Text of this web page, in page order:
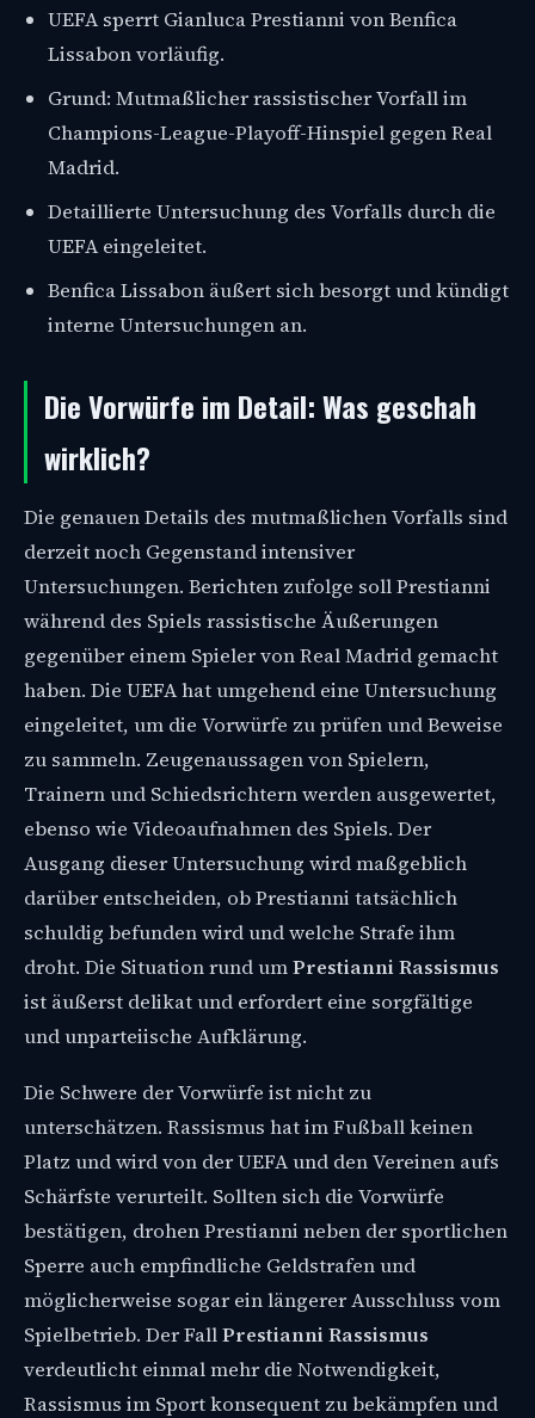
UEFA sperrt Gianluca Prestianni von Benfica
Lissabon vorläufig.
Grund: Mutmaßlicher rassistischer Vorfall im
Champions-League-Playoff-Hinspiel gegen Real
Madrid.
Detaillierte Untersuchung des Vorfalls durch die
UEFA eingeleitet.
Benfica Lissabon äußert sich besorgt und kündigt
interne Untersuchungen an.
Die Vorwürfe im Detail: Was geschah
wirklich?
Die genauen Details des mutmaßlichen Vorfalls sind
derzeit noch Gegenstand intensiver
Untersuchungen. Berichten zufolge soll Prestianni
während des Spiels rassistische Äußerungen
gegenüber einem Spieler von Real Madrid gemacht
haben. Die UEFA hat umgehend eine Untersuchung
eingeleitet, um die Vorwürfe zu prüfen und Beweise
zu sammeln. Zeugenaussagen von Spielern,
Trainern und Schiedsrichtern werden ausgewertet,
ebenso wie Videoaufnahmen des Spiels. Der
Ausgang dieser Untersuchung wird maßgeblich
darüber entscheiden, ob Prestianni tatsächlich
schuldig befunden wird und welche Strafe ihm
droht. Die Situation rund umPrestianni Rassismus
ist äußerst delikat und erfordert eine sorgfältige
und unparteiische Aufklärung.
Die Schwere der Vorwürfe ist nicht zu
unterschätzen. Rassismus hat im Fußball keinen
Platz und wird von der UEFA und den Vereinen aufs
Schärfste verurteilt. Sollten sich die Vorwürfe
bestätigen, drohen Prestianni neben der sportlichen
Sperre auch empfindliche Geldstrafen und
möglicherweise sogar ein längerer Ausschluss vom
Spielbetrieb. Der FallPrestianni Rassismus
verdeutlicht einmal mehr die Notwendigkeit,
Rassismus im Sport konsequent zu bekämpfen und